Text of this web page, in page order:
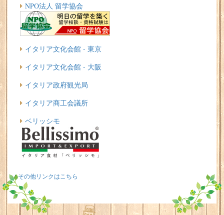
NPO法人 留学協会
イタリア文化会館 - 東京
イタリア文化会館 - 大阪
イタリア政府観光局
イタリア商工会議所
ベリッシモ
その他リンクはこちら